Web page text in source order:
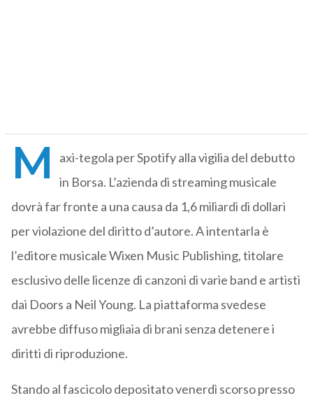
M
axi-tegola per Spotify alla vigilia del debutto
in Borsa. L’azienda di streaming musicale
dovrà far fronte a una causa da 1,6 miliardi di dollari
per violazione del diritto d’autore. A intentarla è
l’editore musicale Wixen Music Publishing, titolare
esclusivo delle licenze di canzoni di varie band e artisti
dai Doors a Neil Young. La piattaforma svedese
avrebbe diffuso migliaia di brani senza detenere i
diritti di riproduzione.
Stando al fascicolo depositato venerdì scorso presso